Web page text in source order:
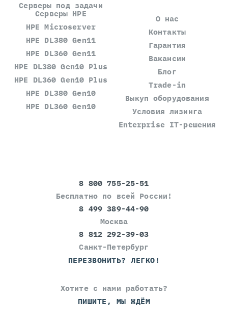
Серверы под задачи
Серверы HPE
HPE Microserver
HPE DL380 Gen11
HPE DL360 Gen11
HPE DL380 Gen10 Plus
HPE DL360 Gen10 Plus
HPE DL380 Gen10
HPE DL360 Gen10
О нас
Контакты
Гарантия
Вакансии
Блог
Trade-in
Выкуп оборудования
Условия лизинга
Enterprise IT-решения
8 800 755-25-51
Бесплатно по всей России!
8 499 389-44-90
Москва
8 812 292-39-03
Санкт-Петербург
ПЕРЕЗВОНИТЬ? ЛЕГКО!
Хотите с нами работать?
ПИШИТЕ, МЫ ЖДЁМ